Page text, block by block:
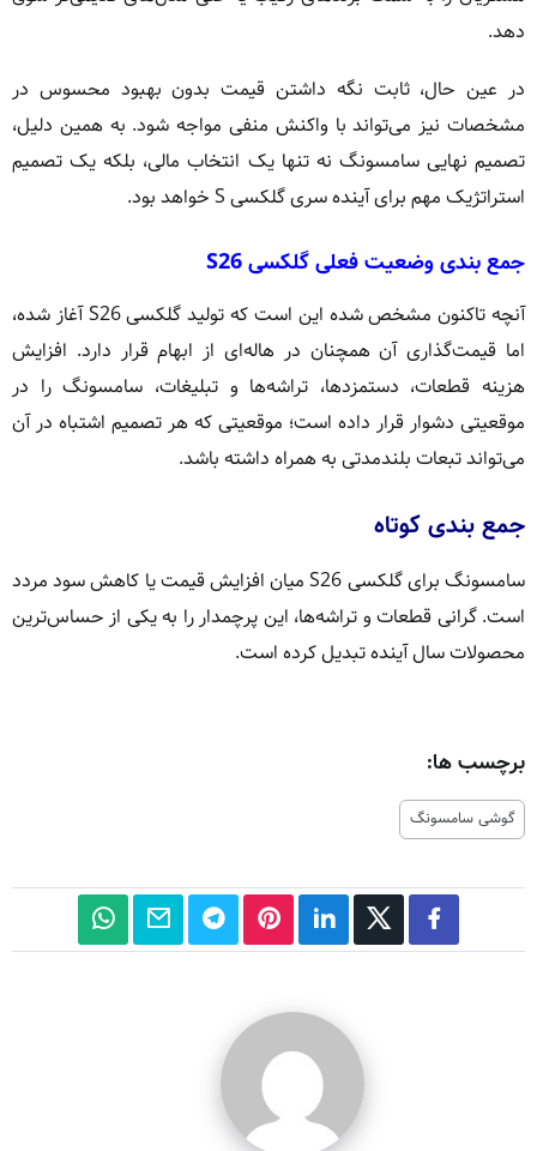
دهد.
در عین حال، ثابت نگه داشتن قیمت بدون بهبود محسوس در
مشخصات نیز می‌تواند با واکنش منفی مواجه شود. به همین دلیل،
تصمیم نهایی سامسونگ نه تنها یک انتخاب مالی، بلکه یک تصمیم
استراتژیک مهم برای آینده سری گلکسی S خواهد بود.
جمع بندی وضعیت فعلی گلکسی S26
آنچه تاکنون مشخص شده این است که تولید گلکسی S26 آغاز شده،
اما قیمت‌گذاری آن همچنان در هاله‌ای از ابهام قرار دارد. افزایش
هزینه قطعات، دستمزدها، تراشه‌ها و تبلیغات، سامسونگ را در
موقعیتی دشوار قرار داده است؛ موقعیتی که هر تصمیم اشتباه در آن
می‌تواند تبعات بلندمدتی به همراه داشته باشد.
جمع بندی کوتاه
سامسونگ برای گلکسی S26 میان افزایش قیمت یا کاهش سود مردد
است. گرانی قطعات و تراشه‌ها، این پرچمدار را به یکی از حساس‌ترین
محصولات سال آینده تبدیل کرده است.
برچسب ها:
گوشی سامسونگ